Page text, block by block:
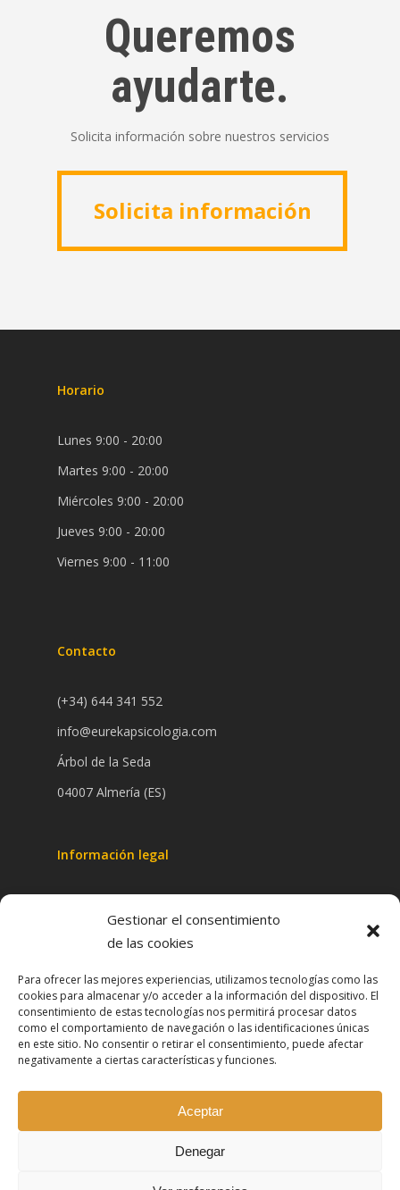
Gestionar el consentimiento
de las cookies
Para ofrecer las mejores experiencias, utilizamos tecnologías como las
cookies para almacenar y/o acceder a la información del dispositivo. El
consentimiento de estas tecnologías nos permitirá procesar datos
como el comportamiento de navegación o las identificaciones únicas
en este sitio. No consentir o retirar el consentimiento, puede afectar
negativamente a ciertas características y funciones.
Aceptar
Denegar
Queremos
ayudarte.
Solicita información sobre nuestros servicios
Solicita información
Solicita información
Horario
Lunes 9:00 - 20:00
Martes 9:00 - 20:00
Miércoles 9:00 - 20:00
Jueves 9:00 - 20:00
Viernes 9:00 - 11:00
Contacto
(+34) 644 341 552
info@eurekapsicologia.com
Árbol de la Seda
04007 Almería (ES)
Información legal
Política de privacidad
Política de redes sociales
Términos y condiciones
Autorizaciones